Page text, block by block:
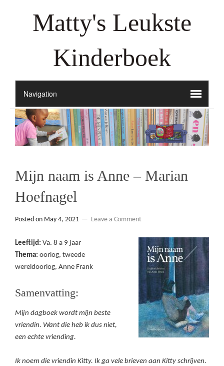
Matty's Leukste
Kinderboek
Mijn naam is Anne – Marian
Hoefnagel
Posted on May 4, 2021 Leave a Comment
Leeftijd: Va. 8 a 9 jaar
Thema: oorlog, tweede
wereldoorlog, Anne Frank
Samenvatting:
Mijn dagboek wordt mijn beste
vriendin. Want die heb ik dus niet,
een echte vriending.
Ik noem die vriendin Kitty. Ik ga vele brieven aan Kitty schrijven.